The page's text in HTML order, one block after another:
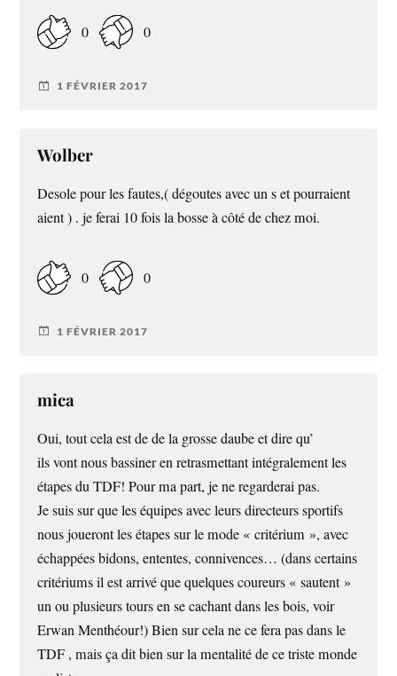
0 0
1 FÉVRIER 2017
Wolber
Desole pour les fautes,( dégoutes avec un s et pourraient
aient ) . je ferai 10 fois la bosse à côté de chez moi.
0 0
1 FÉVRIER 2017
mica
Oui, tout cela est de de la grosse daube et dire qu’
ils vont nous bassiner en retrasmettant intégralement les
étapes du TDF! Pour ma part, je ne regarderai pas.
Je suis sur que les équipes avec leurs directeurs sportifs
nous joueront les étapes sur le mode « critérium », avec
échappées bidons, ententes, connivences… (dans certains
critériums il est arrivé que quelques coureurs « sautent »
un ou plusieurs tours en se cachant dans les bois, voir
Erwan Menthéour!) Bien sur cela ne ce fera pas dans le
TDF , mais ça dit bien sur la mentalité de ce triste monde